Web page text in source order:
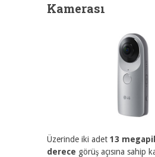
Kamerası
Üzerinde iki adet 13
derece görüş açısına sahip